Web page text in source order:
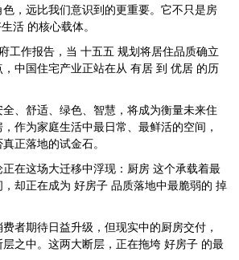
，远比我们意识到的更重要。它不只是房
活 的核心载体。
工作报告，当 十五五 规划将居住品质确立
中国住宅产业正站在从 有居 到 优居 的历
、舒适、绿色、智慧，将成为衡量未来住
作为家庭生活中最日常、最鲜活的空间，
正落地的试金石。
在这场大迁移中浮现：厨房 这个承载着最
却正在成为 好房子 品质落地中最脆弱的 掉
者期待日益升级，但现实中的厨房交付，
之中。这两大断层，正在拖垮 好房子 的最